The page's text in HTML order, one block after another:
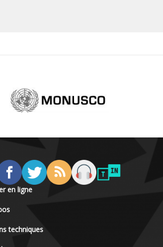
en ligne
techniques